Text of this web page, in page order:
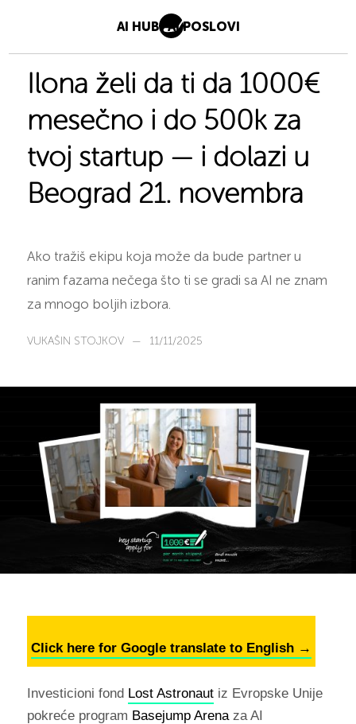
AI HUB AI POSLOVI
Ilona želi da ti da 1000€
mesečno i do 500k za
tvoj startup — i dolazi u
Beograd 21. novembra
Ako tražiš ekipu koja može da bude partner u
ranim fazama nečega što ti se gradi sa AI ne znam
za mnogo boljih izbora.
VUKAŠIN STOJKOV — 11/11/2025
Click here for Google translate to English →
Investicioni fond Lost Astronautiz Evropske Unije
pokreće program Basejump Arenaza AI